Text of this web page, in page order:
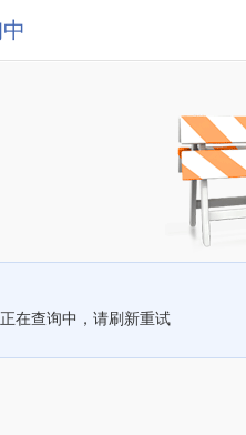
正在查询中，请刷新重试